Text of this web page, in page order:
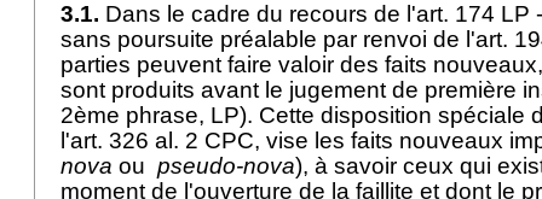
3.1. Dans le cadre du recours de l'art. 174 LP
sans poursuite préalable par renvoi de l'art.
parties peuvent faire valoir des faits
sont produits avant le jugement de première
2ème phrase, LP). Cette disposition spéciale
l'art. 326 al. 2 CPC, vise les faits nouveaux
nova ou pseudo-nova), à savoir ceux qui
moment de l'ouverture de la faillite et dont le